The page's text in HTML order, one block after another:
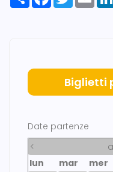
Biglietti
Date partenze
<
lun
mar mer